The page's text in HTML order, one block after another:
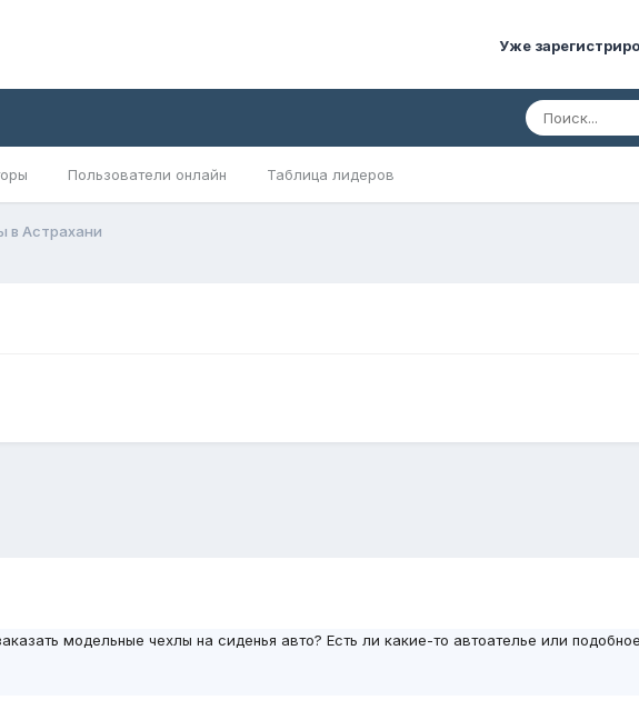
Уже
Пользователи онлайн Таблица лидеров
в Астрахани
модельные чехлы на сиденья авто? Есть ли какие-то автоателье или